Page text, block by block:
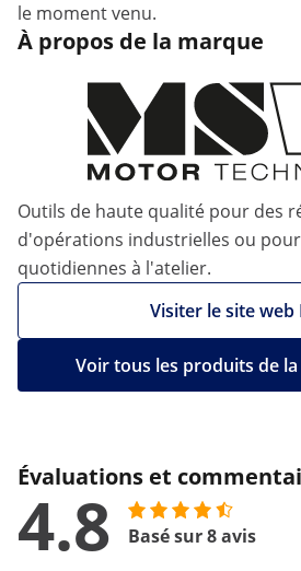
le moment venu.
À propos de la marque
Outils de haute qualité pour des
d'opérations industrielles ou
quotidiennes à l'atelier.
Visiter le site web
Voir tous les produits de
Évaluations et
4.8 Basé sur 8 avis